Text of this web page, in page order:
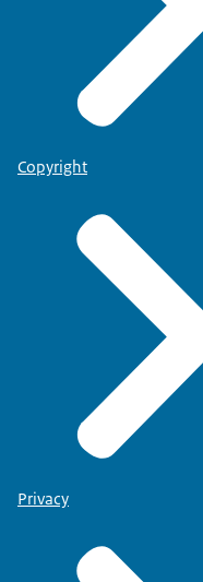
Copyright
Privacy